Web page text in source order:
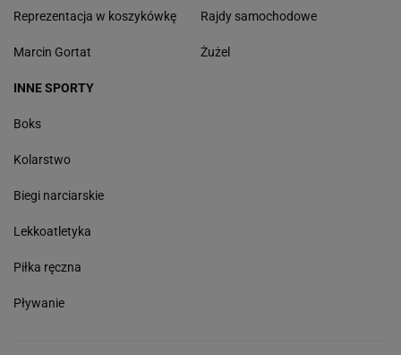
Reprezentacja w koszykówkę
Marcin Gortat
Rajdy samochodowe
Żużel
INNE SPORTY
Boks
Kolarstwo
Biegi narciarskie
Lekkoatletyka
Piłka ręczna
Pływanie